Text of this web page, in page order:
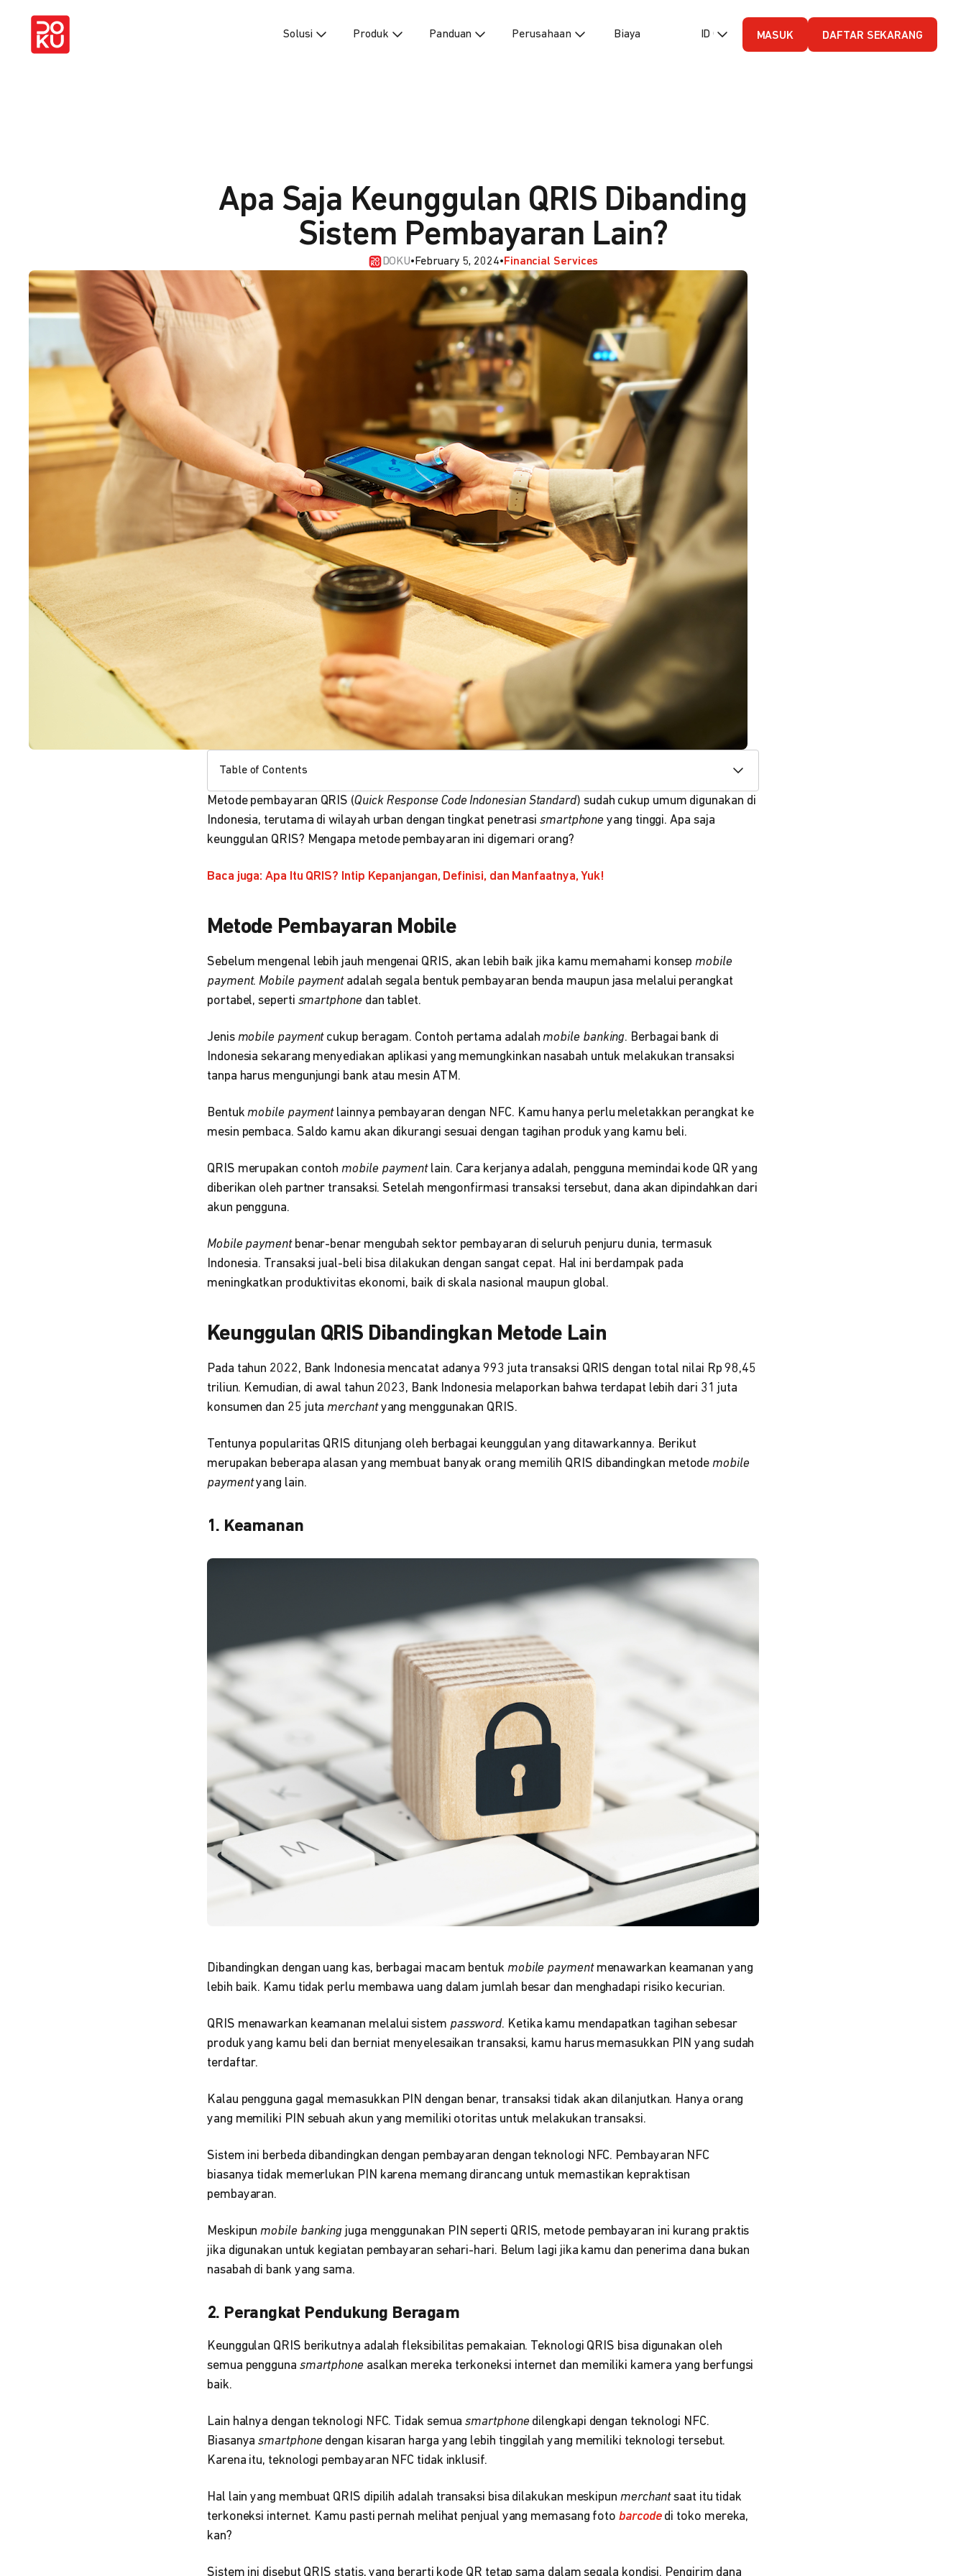
Solusi Produk Panduan Perusahaan Biaya ID (Bahasa Indonesia)
MASUK DAFTAR SEKARANG
Apa Saja Keunggulan QRIS Dibanding
Sistem Pembayaran Lain?
DOKU• February 5, 2024•Financial Services
Table of Contents
Metode pembayaran QRIS (Quick Response Code Indonesian Standard) sudah cukup umum digunakan di
Indonesia, terutama di wilayah urban dengan tingkat penetrasismartphone yang tinggi. Apa saja
keunggulan QRIS? Mengapa metode pembayaran ini digemari orang?
Baca juga: Apa Itu QRIS? Intip Kepanjangan, Definisi, dan Manfaatnya, Yuk!
Metode Pembayaran Mobile
Sebelum mengenal lebih jauh mengenai QRIS, akan lebih baik jika kamu memahami konsepmobile
payment.Mobile payment adalah segala bentuk pembayaran benda maupun jasa melalui perangkat
portabel, seperti smartphone dan tablet.
Jenis mobile payment cukup beragam. Contoh pertama adalahmobile banking. Berbagai bank di
Indonesia sekarang menyediakan aplikasi yang memungkinkan nasabah untuk melakukan transaksi
tanpa harus mengunjungi bank atau mesin ATM.
Bentukmobile payment lainnya pembayaran dengan NFC. Kamu hanya perlu meletakkan perangkat ke
mesin pembaca. Saldo kamu akan dikurangi sesuai dengan tagihan produk yang kamu beli.
QRIS merupakan contohmobile payment lain. Cara kerjanya adalah, pengguna memindai kode QR yang
diberikan oleh partner transaksi. Setelah mengonfirmasi transaksi tersebut, dana akan dipindahkan dari
akun pengguna.
Mobile payment benar-benar mengubah sektor pembayaran di seluruh penjuru dunia, termasuk
Indonesia. Transaksi jual-beli bisa dilakukan dengan sangat cepat. Hal ini berdampak pada
meningkatkan produktivitas ekonomi, baik di skala nasional maupun global.
Keunggulan QRIS Dibandingkan Metode Lain
Pada tahun 2022, Bank Indonesia mencatat adanya 993 juta transaksi QRIS dengan total nilai Rp 98,45
triliun. Kemudian, di awal tahun 2023, Bank Indonesia melaporkan bahwa terdapat lebih dari 31 juta
konsumen dan 25 jutamerchantyang menggunakan QRIS.
Tentunya popularitas QRIS ditunjang oleh berbagai keunggulan yang ditawarkannya. Berikut
merupakan beberapa alasan yang membuat banyak orang memilih QRIS dibandingkan metodemobile
paymentyang lain.
1. Keamanan
Dibandingkan dengan uang kas, berbagai macam bentuk mobile paymentmenawarkan keamanan yang
lebih baik. Kamu tidak perlu membawa uang dalam jumlah besar dan menghadapi risiko kecurian.
QRIS menawarkan keamanan melalui sistem password. Ketika kamu mendapatkan tagihan sebesar
produk yang kamu beli dan berniat menyelesaikan transaksi, kamu harus memasukkan PIN yang sudah
terdaftar.
Kalau pengguna gagal memasukkan PIN dengan benar, transaksi tidak akan dilanjutkan. Hanya orang
yang memiliki PIN sebuah akun yang memiliki otoritas untuk melakukan transaksi.
Sistem ini berbeda dibandingkan dengan pembayaran dengan teknologi NFC. Pembayaran NFC
biasanya tidak memerlukan PIN karena memang dirancang untuk memastikan kepraktisan
pembayaran.
Meskipunmobile banking juga menggunakan PIN seperti QRIS, metode pembayaran ini kurang praktis
jika digunakan untuk kegiatan pembayaran sehari-hari. Belum lagi jika kamu dan penerima dana bukan
nasabah di bank yang sama.
2. Perangkat Pendukung Beragam
Keunggulan QRIS berikutnya adalah fleksibilitas pemakaian. Teknologi QRIS bisa digunakan oleh
semua pengguna smartphone asalkan mereka terkoneksi internet dan memiliki kamera yang berfungsi
baik.
Lain halnya dengan teknologi NFC. Tidak semuasmartphone dilengkapi dengan teknologi NFC.
Biasanyasmartphone dengan kisaran harga yang lebih tinggilah yang memiliki teknologi tersebut.
Karena itu, teknologi pembayaran NFC tidak inklusif.
Hal lain yang membuat QRIS dipilih adalah transaksi bisa dilakukan meskipun merchantsaat itu tidak
terkoneksi internet. Kamu pasti pernah melihat penjual yang memasang fotobarcode di toko mereka,
kan?
Sistem ini disebut QRIS statis, yang berarti kode QR tetap sama dalam segala kondisi. Pengirim dana